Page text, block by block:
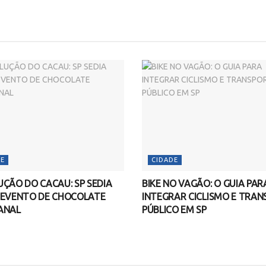
DO CACAU: SP SEDIA
DE CHOCOLATE
CIDADE
BIKE NO VAGÃO: O GUIA
INTEGRAR CICLISMO E
PÚBLICO EM SP